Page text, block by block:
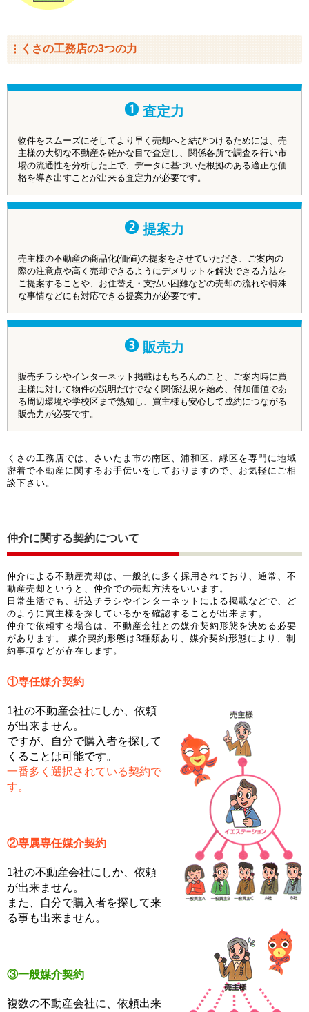
くさの工務店の3つの力
査定力
物件をスムーズにそしてより早く売却へと結びつけるためには、売
主様の大切な不動産を確かな目で査定し、関係各所で調査を行い市
場の流通性を分析した上で、データに基づいた根拠のある適正な価
格を導き出すことが出来る査定力が必要です。
提案力
売主様の不動産の商品化(価値)の提案をさせていただき、ご案内の
際の注意点や高く売却できるようにデメリットを解決できる方法を
ご提案することや、お住替え・支払い困難などの売却の流れや特殊
な事情などにも対応できる提案力が必要です。
販売力
販売チラシやインターネット掲載はもちろんのこと、ご案内時に買
主様に対して物件の説明だけでなく関係法規を始め、付加価値であ
る周辺環境や学校区まで熟知し、買主様も安心して成約につながる
販売力が必要です。
くさの工務店では、さいたま市の南区、浦和区、緑区を専門に地域
密着で不動産に関するお手伝いをしておりますので、お気軽にご相
談下さい。
仲介に関する契約について
仲介による不動産売却は、一般的に多く採用されており、通常、不
動産売却というと、仲介での売却方法をいいます。
日常生活でも、折込チラシやインターネットによる掲載などで、ど
のように買主様を探しているかを確認することが出来ます。
仲介で依頼する場合は、不動産会社との媒介契約形態を決める必要
があります。 媒介契約形態は3種類あり、媒介契約形態により、制
約事項などが存在します。
①専任媒介契約
1社の不動産会社にしか、依頼
が出来ません。
ですが、自分で購入者を探して
くることは可能です。
一番多く選択されている契約で
す。
②専属専任媒介契約
1社の不動産会社にしか、依頼
が出来ません。
また、自分で購入者を探して来
る事も出来ません。
③一般媒介契約
複数の不動産会社に、依頼出来